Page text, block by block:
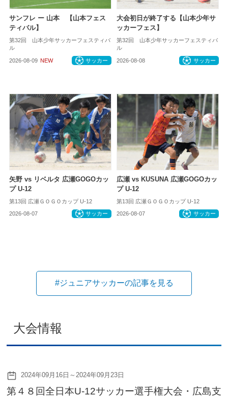
サンフレ ー 山本 【山本フェス
ティバル】
第32回 山本少年サッカーフェスティバ
ル
2026-08-09 NEW サッカー
大会初日が終了する【山本少年サ
ッカーフェス】
第32回 山本少年サッカーフェスティバ
ル
2026-08-08 サッカー
矢野 vs リベルタ 広瀬GOGOカッ
プ U-12
第13回 広瀬ＧＯＧＯカップ U-12
2026-08-07 サッカー
広瀬 vs KUSUNA 広瀬GOGOカッ
プ U-12
第13回 広瀬ＧＯＧＯカップ U-12
2026-08-07 サッカー
#ジュニアサッカーの記事を見る
大会情報
2024年09月16日～2024年09月23日
第４８回全日本U-12サッカー選手権大会・広島支